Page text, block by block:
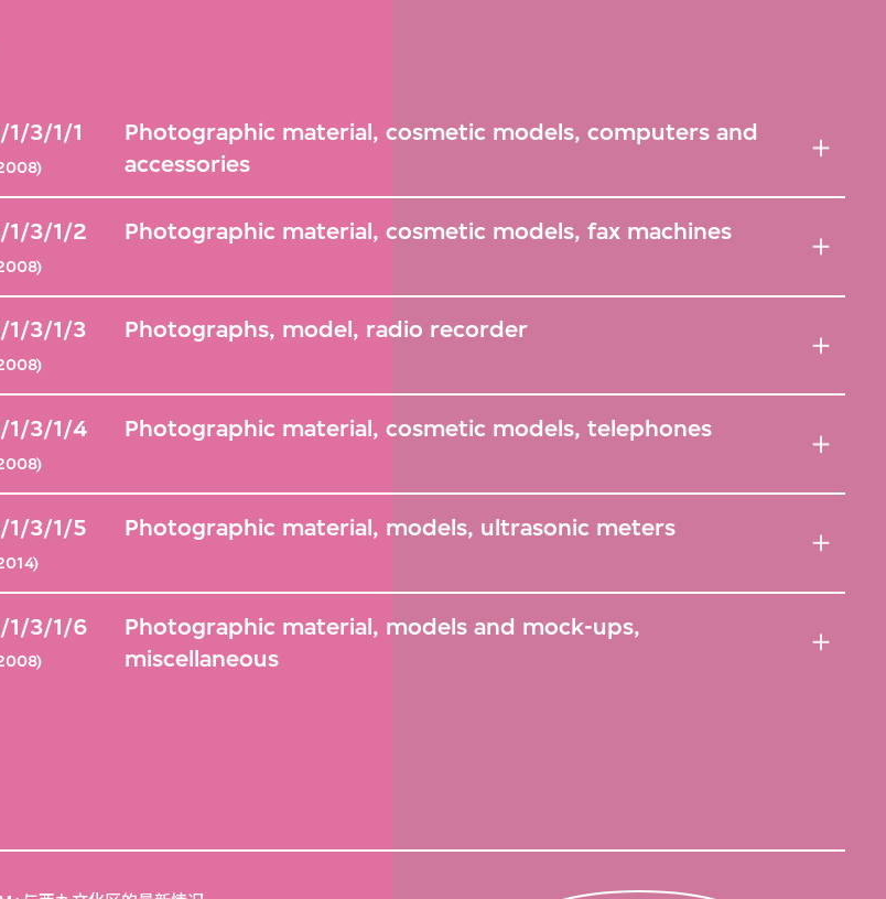
1/3/1/1
Photographic material, cosmetic models, computers and
accessories
1/3/1/2 Photographic material, cosmetic models, fax machines
1/3/1/3 Photographs, model, radio recorder
1/3/1/4 Photographic material, cosmetic models, telephones
1/3/1/5 Photographic material, models, ultrasonic meters
1/3/1/6
Photographic material, models and mock-ups,
miscellaneous